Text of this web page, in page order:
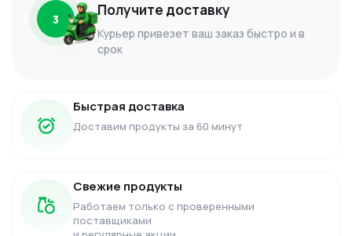
3 Получите доставку
Курьер привезет ваш заказ быстро и в
срок
Быстрая доставка
Доставим продукты за 60 минут
Свежие продукты
Работаем только с проверенными
поставщиками